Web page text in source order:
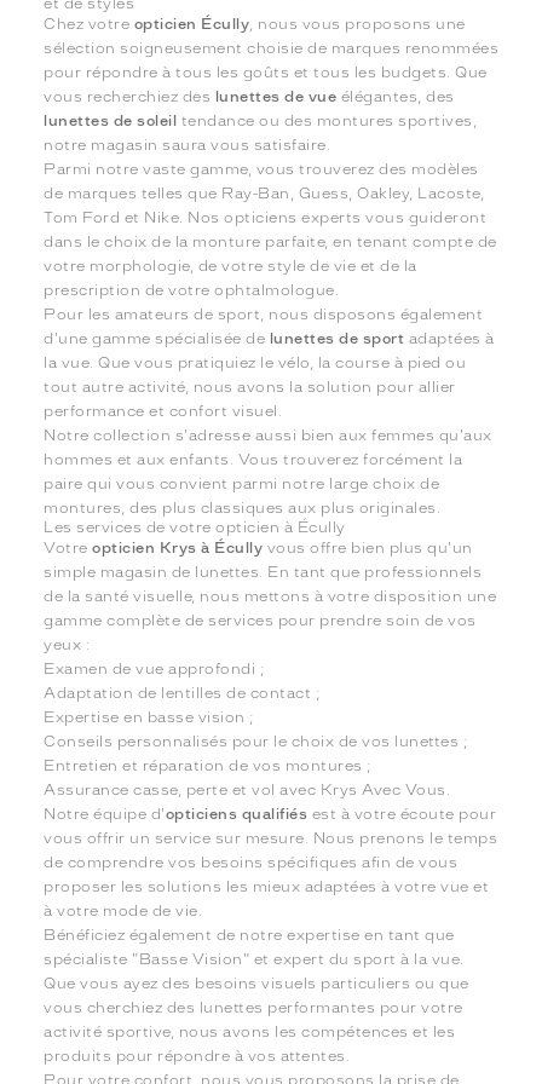
Chez votre opticien Écully , nous vous proposons une
sélection soigneusement choisie de marques renommées
pour répondre à tous les goûts et tous les budgets. Que
vous recherchiez des lunettes de vue élégantes, des
lunettes de soleil tendance ou des montures sportives,
notre magasin saura vous satisfaire.
Parmi notre vaste gamme, vous trouverez des modèles
de marques telles que Ray-Ban, Guess, Oakley, Lacoste,
Tom Ford et Nike. Nos opticiens experts vous guideront
dans le choix de la monture parfaite, en tenant compte de
votre morphologie, de votre style de vie et de la
prescription de votre ophtalmologue.
Pour les amateurs de sport, nous disposons également
d'une gamme spécialisée de lunettes de sport adaptées à
la vue. Que vous pratiquiez le vélo, la course à pied ou
tout autre activité, nous avons la solution pour allier
performance et confort visuel.
Notre collection s'adresse aussi bien aux femmes qu'aux
hommes et aux enfants. Vous trouverez forcément la
paire qui vous convient parmi notre large choix de
montures, des plus classiques aux plus originales.
Les services de votre opticien à Écully
Votreopticien Krys à Écully vous offre bien plus qu'un
simple magasin de lunettes. En tant que professionnels
de la santé visuelle, nous mettons à votre disposition une
gamme complète de services pour prendre soin de vos
yeux :
Examen de vue approfondi ;
Adaptation de lentilles de contact ;
Expertise en basse vision ;
Conseils personnalisés pour le choix de vos lunettes ;
Entretien et réparation de vos montures ;
Assurance casse, perte et vol avec Krys Avec Vous.
Notre équipe d'opticiens qualifiés est à votre écoute pour
vous offrir un service sur mesure. Nous prenons le temps
de comprendre vos besoins spécifiques afin de vous
proposer les solutions les mieux adaptées à votre vue et
à votre mode de vie.
Bénéficiez également de notre expertise en tant que
spécialiste "Basse Vision" et expert du sport à la vue.
Que vous ayez des besoins visuels particuliers ou que
vous cherchiez des lunettes performantes pour votre
activité sportive, nous avons les compétences et les
produits pour répondre à vos attentes.
Pour votre confort, nous vous proposons la prise de